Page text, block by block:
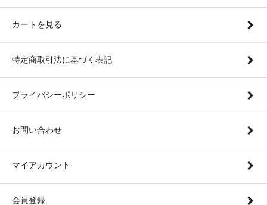
カートを見る
特定商取引法に基づく表記
プライバシーポリシー
お問い合わせ
マイアカウント
会員登録